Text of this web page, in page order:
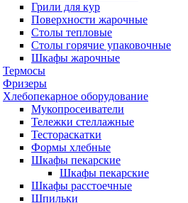
Грили для кур
Поверхности жарочные
Столы тепловые
Столы горячие упаковочные
Шкафы жарочные
Термосы
Фризеры
Хлебопекарное оборудование
Мукопросеиватели
Тележки стеллажные
Тестораскатки
Формы хлебные
Шкафы пекарские
Шкафы пекарские
Шкафы расстоечные
Шпильки